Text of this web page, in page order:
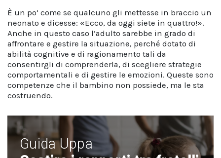
È un po’ come se qualcuno gli mettesse in braccio un
neonato e dicesse: «Ecco, da oggi siete in quattro!».
Anche in questo caso l’adulto sarebbe in grado di
affrontare e gestire la situazione, perché dotato di
abilità cognitive e di ragionamento tali da
consentirgli di comprenderla, di scegliere strategie
comportamentali e di gestire le emozioni. Queste sono
competenze che il bambino non possiede, ma le sta
costruendo.
Guida Uppa